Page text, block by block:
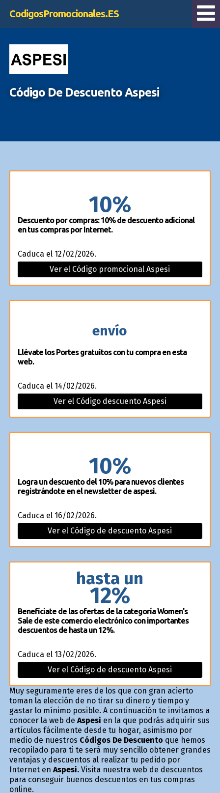
CodigosPromocionales.ES
Código De Descuento Aspesi
10%
Descuento por compras: 10% de descuento adicional
en tus compras por Internet.
Caduca el 12/02/2026.
Ver el Código promocional Aspesi
envío
Llévate los Portes gratuitos con tu compra en esta
web.
Caduca el 14/02/2026.
Ver el Código descuento Aspesi
10%
Logra un descuento del 10% para nuevos clientes
registrándote en el newsletter de aspesi.
Caduca el 16/02/2026.
Ver el Código de descuento Aspesi
hasta un
12%
Benefíciate de las ofertas de la categoría Women's
Sale de este comercio electrónico con importantes
descuentos de hasta un 12%.
Caduca el 13/02/2026.
Ver el Código de descuento Aspesi
Muy seguramente eres de los que con gran acierto
toman la elección de no tirar su dinero y tiempo y
gastar lo mínimo posible. A continuación te invitamos a
conocer la web de Aspesi en la que podrás adquirir sus
artículos fácilmente desde tu hogar, asimismo por
medio de nuestros Códigos De Descuento que hemos
recopilado para ti te será muy sencillo obtener grandes
ventajas y descuentos al realizar tu pedido por
Internet en Aspesi.Visita nuestra web de descuentos
para conseguir buenos descuentos en tus compras
online.